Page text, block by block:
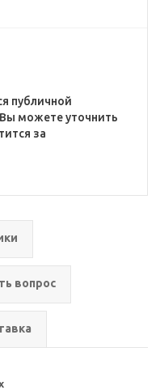
публичной
можете уточнить
за
вопрос